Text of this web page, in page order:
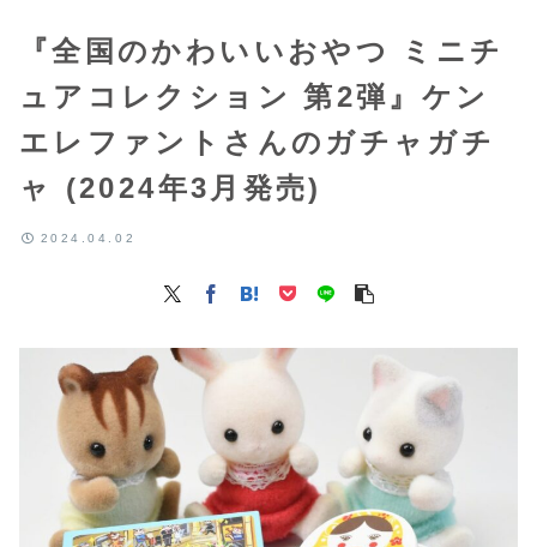
『全国のかわいいおやつ ミニチ
ュアコレクション 第2弾』ケン
エレファントさんのガチャガチ
ャ (2024年3月発売)
2024.04.02